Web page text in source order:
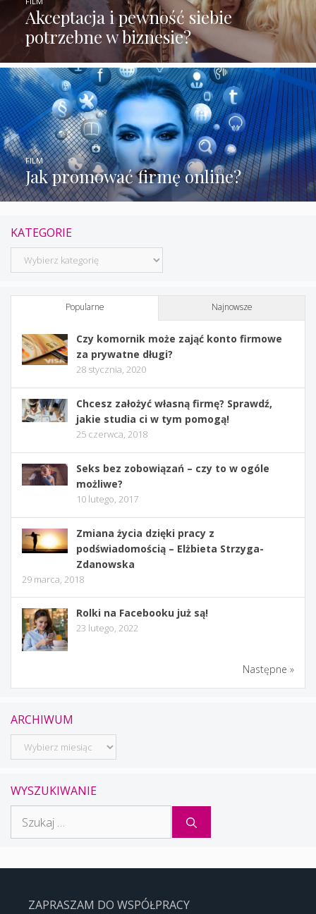
Akceptacja i pewność siebie
potrzebne w biznesie?
Jak promować firmę online?
FILM
KATEGORIE
Kategorie
Popularne Najnowsze
Czy komornik może zająć konto firmowe
za prywatne długi?
28 stycznia, 2020
Chcesz założyć własną firmę? Sprawdź,
jakie studia ci w tym pomogą!
25 czerwca, 2018
Seks bez zobowiązań – czy to w ogóle
możliwe?
10 lutego, 2017
Zmiana życia dzięki pracy z
podświadomością – Elżbieta Strzyga-
Zdanowska
29 marca, 2018
Rolki na Facebooku już są!
23 lutego, 2022
Następne »
ARCHIWUM
Archiwum
WYSZUKIWANIE
ZAPRASZAM DO WSPÓŁPRACY